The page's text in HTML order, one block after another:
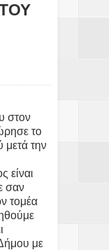
στον
το
μετά την
είναι
σαν
τομέα
με